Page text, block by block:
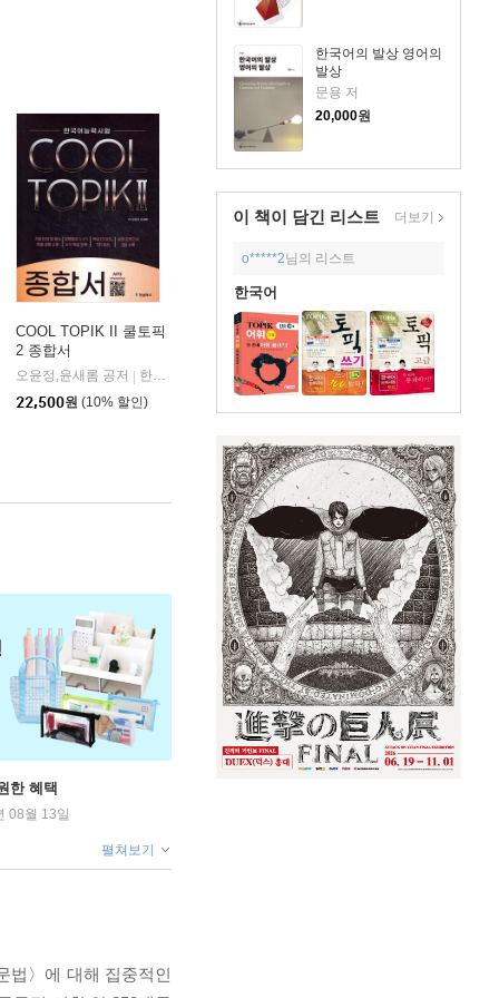
한국어의 발상 영어의
발상
문용 저
20,000원
이 책이 담긴 리스트 더보기
o*****2님의 리스트
한국어
COOL TOPIK II 쿨토픽
2 종합서
오윤정,윤새롬 공저
한글파크
22,500원 (10% 할인)
한 혜택
08월 13일
펼쳐보기
법〉에 대해 집중적인